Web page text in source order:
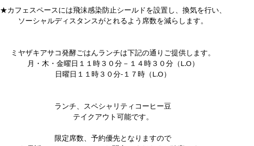
★カフェスペースには飛沫感染防止シールドを設置し、換気を行い、
ソーシャルディスタンスがとれるよう席数を減らします。
ミヤザキアサコ発酵ごはんランチは下記の通りご提供します。
月・木・金曜日１１時３０分－１４時３０分（L.O）
日曜日１１時３０分-１７時 （L.O）
ランチ、スペシャリティコーヒー豆
テイクアウト可能です。
限定席数、予約優先となりますので